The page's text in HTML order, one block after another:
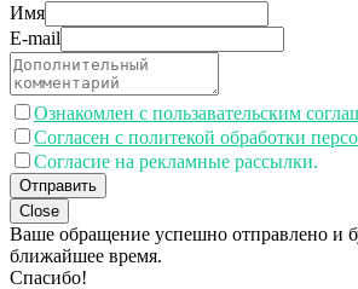
Имя
E-mail
Ознакомлен с пользавательским
Согласен с политекой обработки
Согласие на рекламные рассылки.
Отправить
Close
Ваше обращение успешно отправлено и
ближайшее время.
Спасибо!